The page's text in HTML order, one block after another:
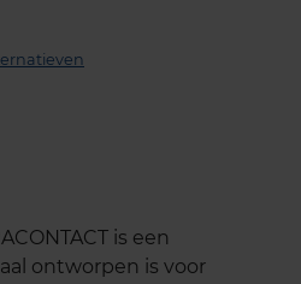
is een
ontworpen is voor